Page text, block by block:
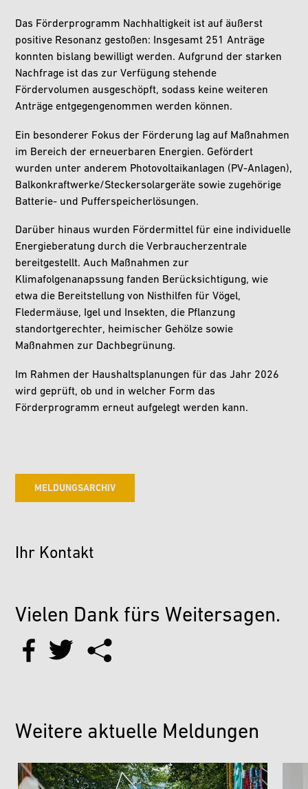
Das Förderprogramm Nachhaltigkeit ist auf äußerst
positive Resonanz gestoßen: Insgesamt 251 Anträge
konnten bislang bewilligt werden. Aufgrund der starken
Nachfrage ist das zur Verfügung stehende
Fördervolumen ausgeschöpft, sodass keine weiteren
Anträge entgegengenommen werden können.
Ein besonderer Fokus der Förderung lag auf Maßnahmen
im Bereich der erneuerbaren Energien. Gefördert
wurden unter anderem Photovoltaikanlagen (PV-Anlagen),
Balkonkraftwerke/Steckersolargeräte sowie zugehörige
Batterie- und Pufferspeicherlösungen.
Darüber hinaus wurden Fördermittel für eine individuelle
Energieberatung durch die Verbraucherzentrale
bereitgestellt. Auch Maßnahmen zur
Klimafolgenanapssung fanden Berücksichtigung, wie
etwa die Bereitstellung von Nisthilfen für Vögel,
Fledermäuse, Igel und Insekten, die Pflanzung
standortgerechter, heimischer Gehölze sowie
Maßnahmen zur Dachbegrünung.
Im Rahmen der Haushaltsplanungen für das Jahr 2026
wird geprüft, ob und in welcher Form das
Förderprogramm erneut aufgelegt werden kann.
MELDUNGSARCHIV
Ihr Kontakt
Vielen Dank fürs Weitersagen.
Weitere aktuelle Meldungen